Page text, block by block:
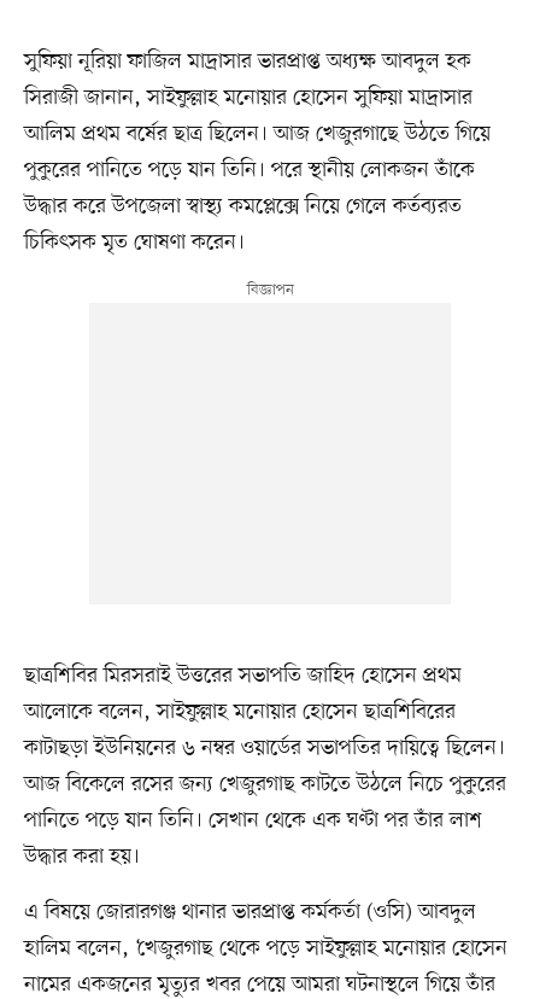
সুফিয়া নূরিয়া ফাজিল মাদ্রাসার ভারপ্রাপ্ত অধ্যক্ষ আবদুল হক
সিরাজী জানান, সাইফুল্লাহ মনোয়ার হোসেন সুফিয়া মাদ্রাসার
আলিম প্রথম বর্ষের ছাত্র ছিলেন। আজ খেজুরগাছে উঠতে গিয়ে
পুকুরের পানিতে পড়ে যান তিনি। পরে স্থানীয় লোকজন তাঁকে
উদ্ধার করে উপজেলা স্বাস্থ্য কমপ্লেক্সে নিয়ে গেলে কর্তব্যরত
চিকিৎসক মৃত ঘোষণা করেন।
ছাত্রশিবির মিরসরাই উত্তরের সভাপতি জাহিদ হোসেন প্রথম
আলোকে বলেন, সাইফুল্লাহ মনোয়ার হোসেন ছাত্রশিবিরের
কাটাছড়া ইউনিয়নের ৬ নম্বর ওয়ার্ডের সভাপতির দায়িত্বে ছিলেন।
আজ বিকেলে রসের জন্য খেজুরগাছ কাটতে উঠলে নিচে পুকুরের
পানিতে পড়ে যান তিনি। সেখান থেকে এক ঘণ্টা পর তাঁর লাশ
উদ্ধার করা হয়।
এ বিষয়ে জোরারগঞ্জ থানার ভারপ্রাপ্ত কর্মকর্তা (ওসি) আবদুল
হালিম বলেন, ‘খেজুরগাছ থেকে পড়ে সাইফুল্লাহ মনোয়ার হোসেন
নামের একজনের মৃত্যুর খবর পেয়ে আমরা ঘটনাস্থলে গিয়ে তাঁর